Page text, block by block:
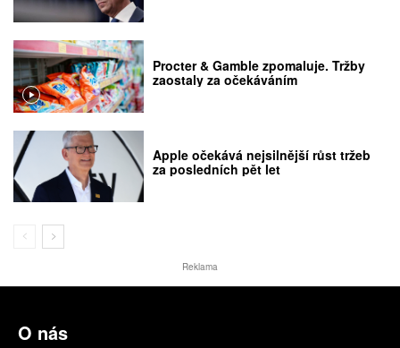
Procter & Gamble zpomaluje. Tržby
zaostaly za očekáváním
Apple očekává nejsilnější růst tržeb
za posledních pět let
Reklama
O nás